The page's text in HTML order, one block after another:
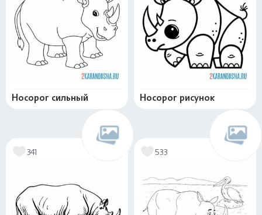
Носорог сильный Носорог рисунок
341 533